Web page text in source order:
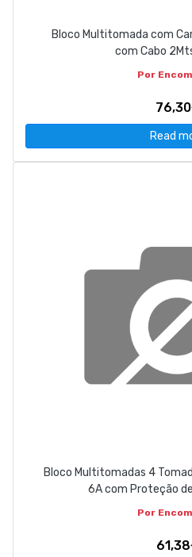
Bloco Multitomada com
com Cabo
Por
Read
Bloco Multitomadas 4
6A com Proteção
Por